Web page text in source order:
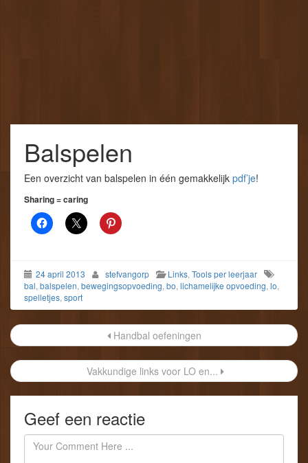
Balspelen
Een overzicht van balspelen in één gemakkelijk pdf’je!
Sharing = caring
24 april 2013 stefvangorp Links, Tools per leerjaar
bal, balspelen, bewegingsopvoeding, bo, lichamelijke opvoeding, lo,
spelletjes, sport
Post
navigation
Handbal oefeningen
Vakkundige links voor LO en...
Geef een reactie